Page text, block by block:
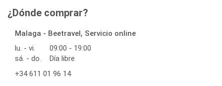
¿Dónde comprar?
Malaga - Beetravel, Servicio online
lu. - vi.
09:00 - 19:00
sá. - do.
Día libre
+34 611 01 96 14